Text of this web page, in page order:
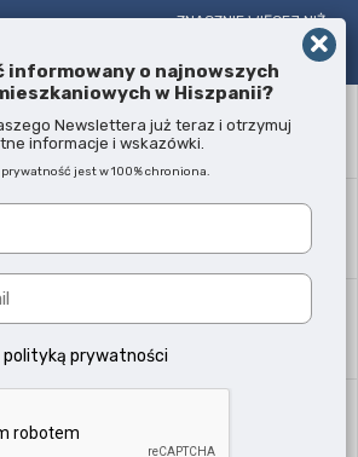
ZNACZNIE WIĘCEJ NIŻ
AGENT NIERUCHOMOŚCI!
informowany o najnowszych
w Hiszpanii?
Newslettera już teraz i otrzymuj
informacje i wskazówki.
prywatność jest w 100% chroniona.
polityką prywatności